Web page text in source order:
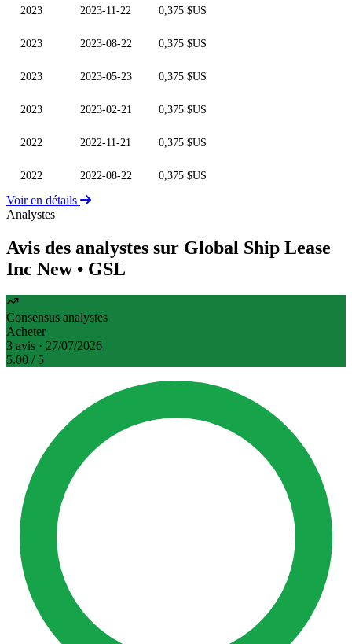
2023 2023-11-22 0,375 $US
2023 2023-08-22 0,375 $US
2023 2023-05-23 0,375 $US
2023 2023-02-21 0,375 $US
2022 2022-11-21 0,375 $US
2022 2022-08-22 0,375 $US
Voir en détails
Analystes
Avis des analystes sur Global Ship Lease
Inc New • GSL
Consensus analystes
Acheter
3 avis · 27/07/2026
5.00 / 5